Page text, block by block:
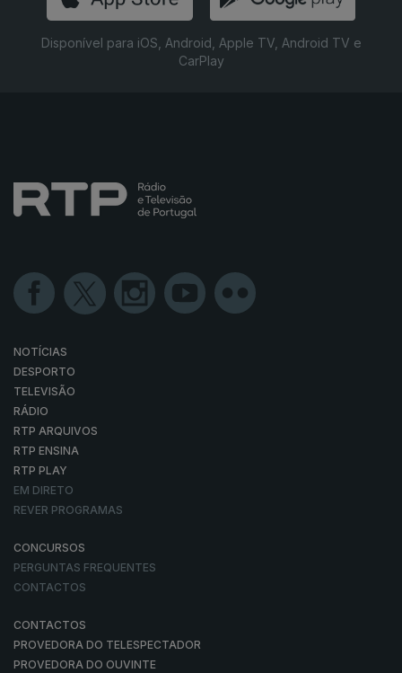
Disponível para iOS, Android, Apple TV, Android TV e
CarPlay
NOTÍCIAS
DESPORTO
TELEVISÃO
RÁDIO
RTP ARQUIVOS
RTP ENSINA
RTP PLAY
EM DIRETO
REVER PROGRAMAS
CONCURSOS
PERGUNTAS FREQUENTES
CONTACTOS
CONTACTOS
PROVEDORA DO TELESPECTADOR
PROVEDORA DO OUVINTE